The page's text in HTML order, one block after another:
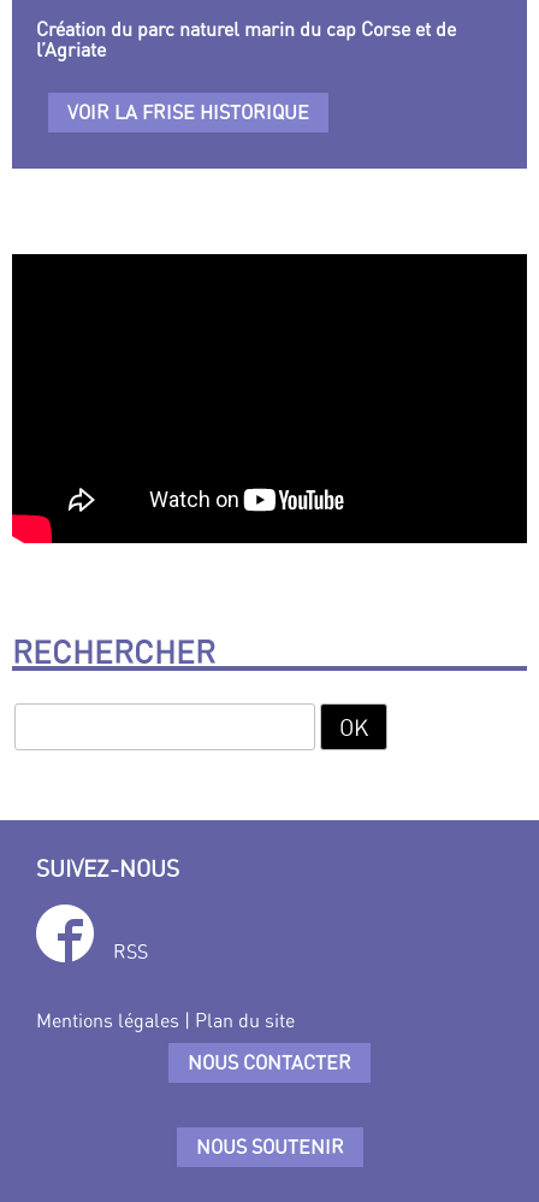
Création du parc naturel marin du cap Corse et de
l’Agriate
VOIR LA FRISE HISTORIQUE
RECHERCHER
SUIVEZ-NOUS
RSS
Mentions légales | Plan du site
NOUS CONTACTER
NOUS SOUTENIR